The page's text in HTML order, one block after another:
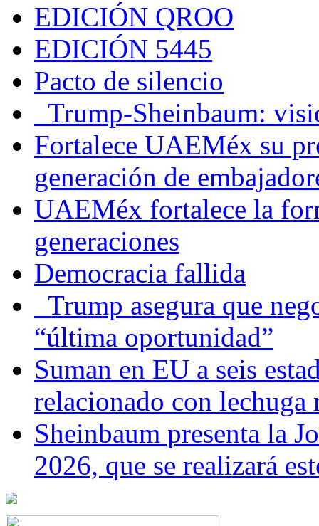
EDICIÓN QROO
EDICIÓN 5445
Pacto de silencio
Trump-Sheinbaum:
Fortalece UAEMéx su
generación de
UAEMéx fortalece la
generaciones
Democracia fallida
Trump asegura que
“última oportunidad”
Suman en EU a seis
relacionado con lechuga
Sheinbaum presenta la
2026, que se realizará